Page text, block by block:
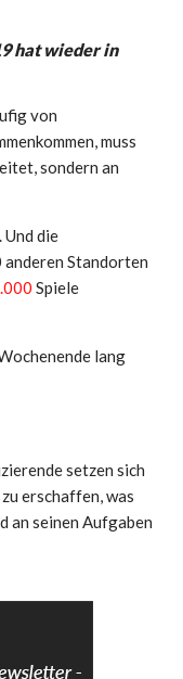
hat wieder in
von
muss
sondern an
Und die
anderen Standorten
Spiele
lang
setzen sich
erschaffen, was
an seinen Aufgaben